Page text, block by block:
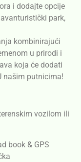
i dodajte opcije
park,
kombinirajući
u prirodi i
koja će dodati
našim putnicima!
vozilom ili
book & GPS